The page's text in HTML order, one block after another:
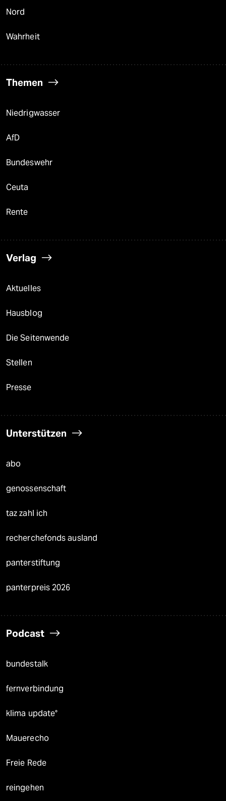
Nord
Wahrheit
Themen
Niedrigwasser
AfD
Bundeswehr
Ceuta
Rente
Verlag
Aktuelles
Hausblog
Die Seitenwende
Stellen
Presse
Unterstützen
abo
genossenschaft
taz zahl ich
recherchefonds ausland
panterstiftung
panterpreis 2026
Podcast
bundestalk
fernverbindung
klima update°
Mauerecho
Freie Rede
reingehen